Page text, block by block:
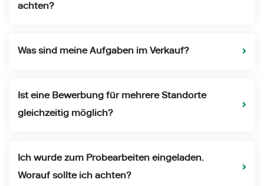
achten?
Was sind meine Aufgaben im Verkauf?
Ist eine Bewerbung für mehrere Standorte
gleichzeitig möglich?
Ich wurde zum Probearbeiten eingeladen.
Worauf sollte ich achten?